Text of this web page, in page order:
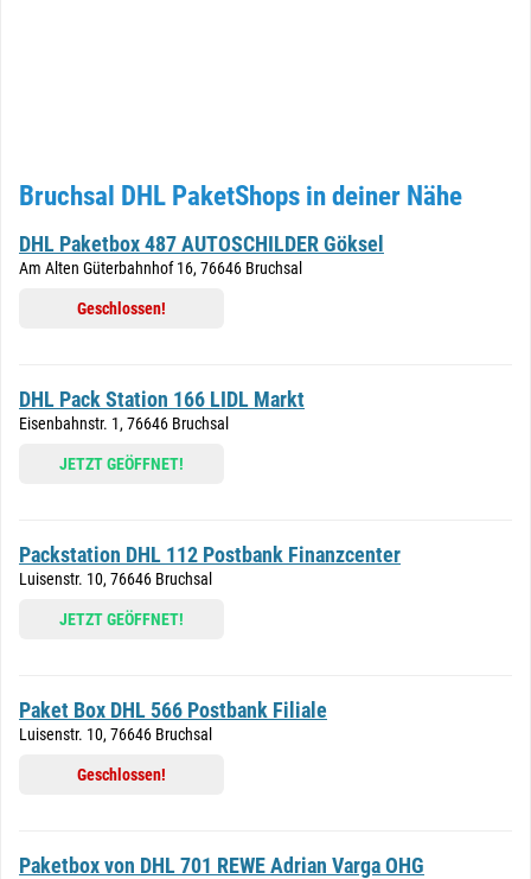
Bruchsal DHL PaketShops in deiner Nähe
DHL Paketbox 487 AUTOSCHILDER Göksel
Am Alten Güterbahnhof 16, 76646 Bruchsal
Geschlossen!
DHL Pack Station 166 LIDL Markt
Eisenbahnstr. 1, 76646 Bruchsal
JETZT GEÖFFNET!
Packstation DHL 112 Postbank Finanzcenter
Luisenstr. 10, 76646 Bruchsal
JETZT GEÖFFNET!
Paket Box DHL 566 Postbank Filiale
Luisenstr. 10, 76646 Bruchsal
Geschlossen!
Paketbox von DHL 701 REWE Adrian Varga OHG